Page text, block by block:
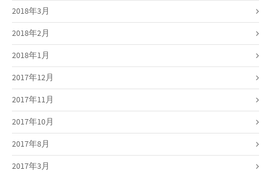
2018年3月
2018年2月
2018年1月
2017年12月
2017年11月
2017年10月
2017年8月
2017年3月